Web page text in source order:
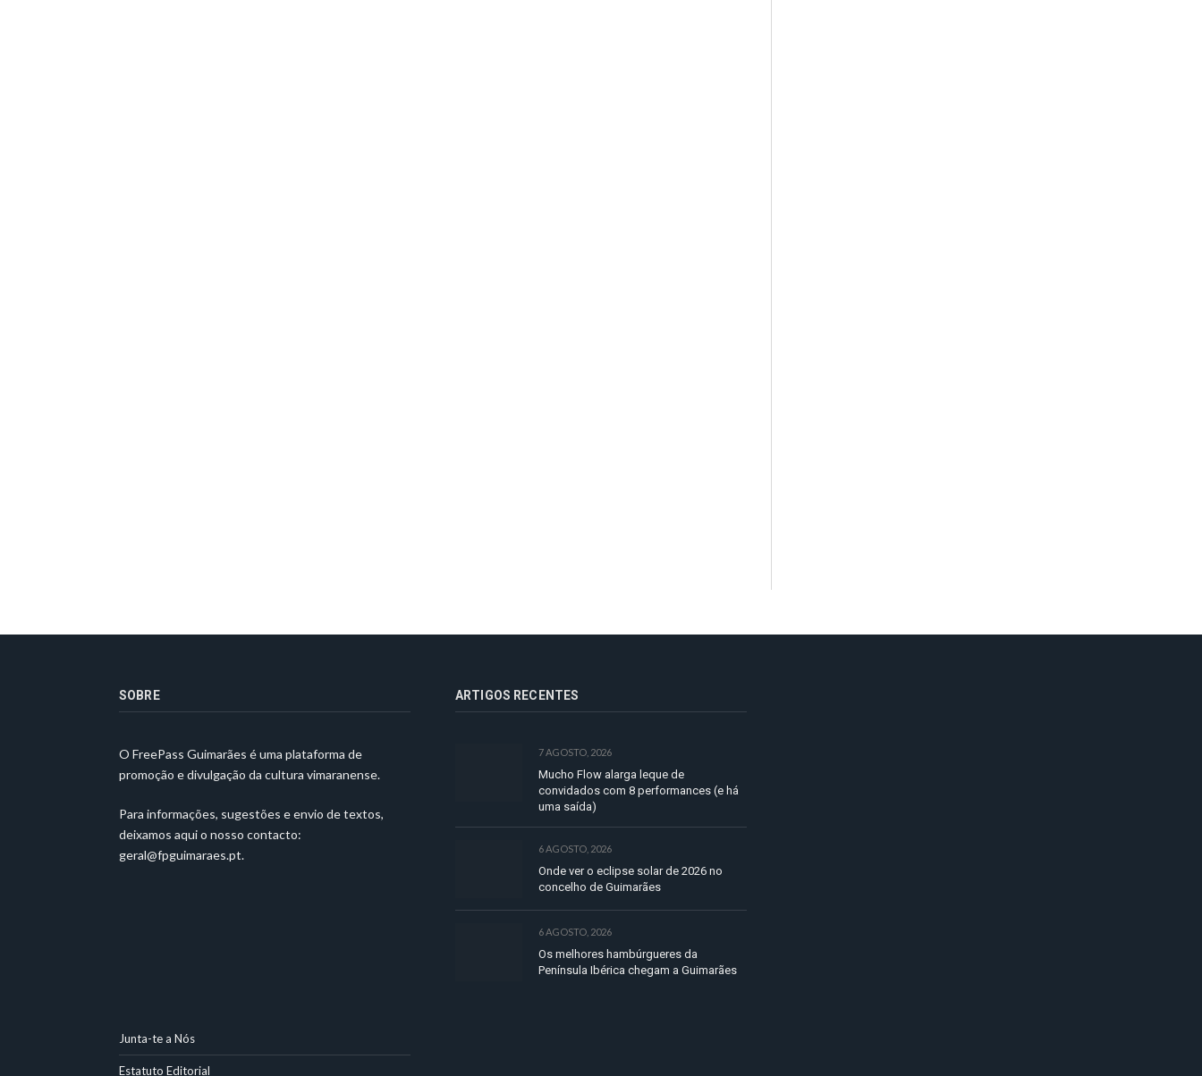
SOBRE
O FreePass Guimarães é uma plataforma de
promoção e divulgação da cultura vimaranense.
Para informações, sugestões e envio de textos,
deixamos aqui o nosso contacto:
geral@fpguimaraes.pt.
ARTIGOS RECENTES
7 AGOSTO, 2026
Mucho Flow alarga leque de
convidados com 8 performances (e há
uma saída)
6 AGOSTO, 2026
Onde ver o eclipse solar de 2026 no
concelho de Guimarães
6 AGOSTO, 2026
Os melhores hambúrgueres da
Península Ibérica chegam a Guimarães
Junta-te a Nós
Estatuto Editorial